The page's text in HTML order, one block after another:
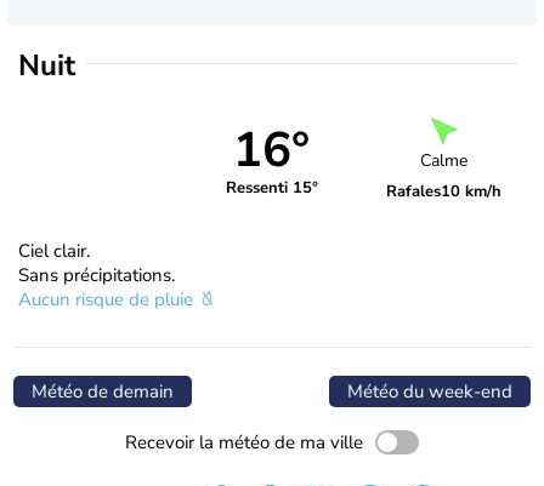
Nuit
16°
Ressenti 15°
Calme
Rafales10 km/h
Ciel clair.
Sans précipitations.
Aucun risque de pluie
Météo de demain Météo du week-end
Recevoir la météo de ma ville